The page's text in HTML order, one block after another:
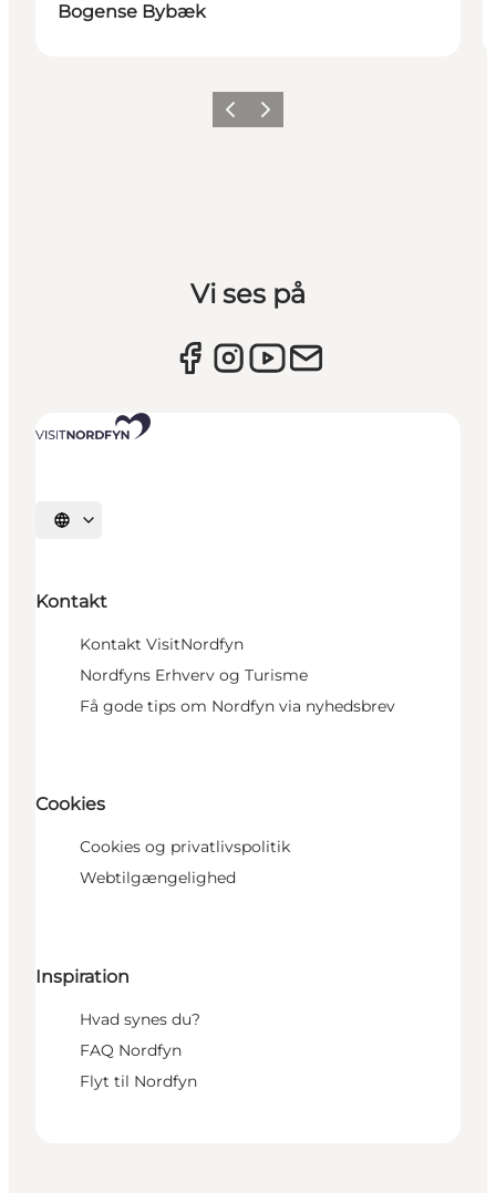
Bogense Bybæk
Forrige billede
Næste billede
Vi ses på
Vælg sprog
Kontakt
Kontakt VisitNordfyn
Nordfyns Erhverv og Turisme
Få gode tips om Nordfyn via nyhedsbrev
Cookies
Cookies og privatlivspolitik
Webtilgængelighed
Inspiration
Hvad synes du?
FAQ Nordfyn
Flyt til Nordfyn